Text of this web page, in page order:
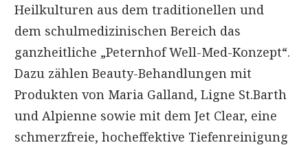
Heilkulturen aus dem traditionellen und
dem schulmedizinischen Bereich das
ganzheitliche „Peternhof Well-Med-Konzept“.
Dazu zählen Beauty-Behandlungen mit
Produkten von Maria Galland, Ligne St.Barth
und Alpienne sowie mit dem Jet Clear, eine
schmerzfreie, hocheffektive Tiefenreinigung